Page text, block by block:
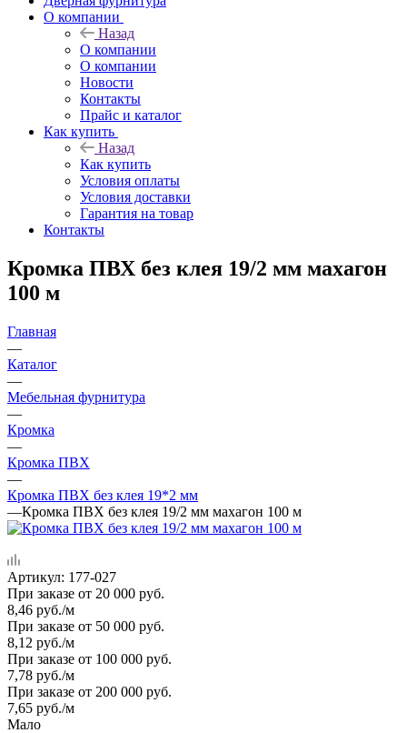
О компании
Назад
О компании
О компании
Новости
Контакты
Прайс и каталог
Как купить
Назад
Как купить
Условия оплаты
Условия доставки
Гарантия на товар
Контакты
Кромка ПВХ без клея 19/2 мм махагон
100 м
Главная
—
Каталог
—
Мебельная фурнитура
—
Кромка
—
Кромка ПВХ
—
Кромка ПВХ без клея 19*2 мм
—Кромка ПВХ без клея 19/2 мм махагон 100 м
Артикул: 177-027
При заказе от 20 000 руб.
8,46 руб./м
При заказе от 50 000 руб.
8,12 руб./м
При заказе от 100 000 руб.
7,78 руб./м
При заказе от 200 000 руб.
7,65 руб./м
Мало